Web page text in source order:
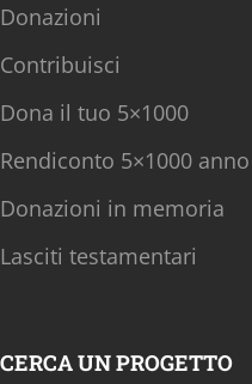
Donazioni
Contribuisci
Dona il tuo 5×1000
Rendiconto 5×1000
Donazioni in memoria
Lasciti testamentari
CERCA UN PROGETTO